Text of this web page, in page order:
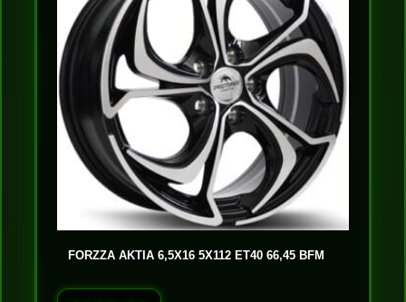
FORZZA AKTIA 6,5X16 5X112 ET40 66,45 BFM